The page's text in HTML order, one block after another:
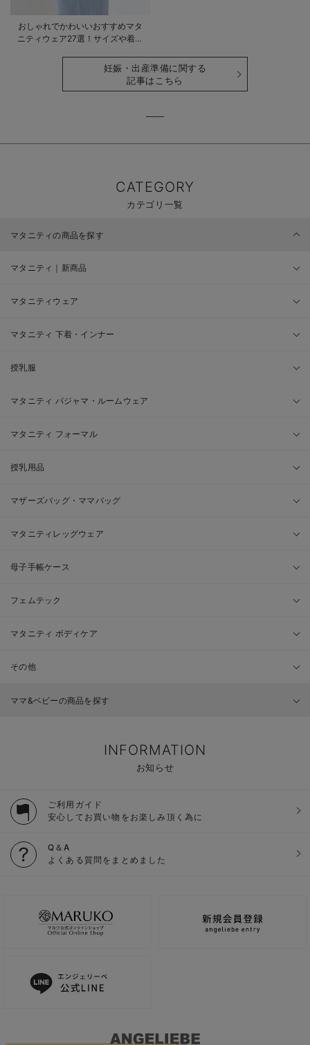
おしゃれでかわいいおすすめマタ
ニティウェア27選！サイズや着る
妊娠・出産準備に関する
記事はこちら
CATEGORY
カテゴリ一覧
マタニティの商品を探す
マタニティ｜新商品
マタニティウェア
マタニティ 下着・インナー
授乳服
マタニティ パジャマ・ルームウェア
マタニティ フォーマル
授乳用品
マザーズバッグ・ママバッグ
マタニティレッグウェア
母子手帳ケース
フェムテック
マタニティ ボディケア
その他
ママ&ベビーの商品を探す
INFORMATION
お知らせ
ご利用ガイド
安心してお買い物をお楽しみ頂く為に
Q＆A
よくある質問をまとめました